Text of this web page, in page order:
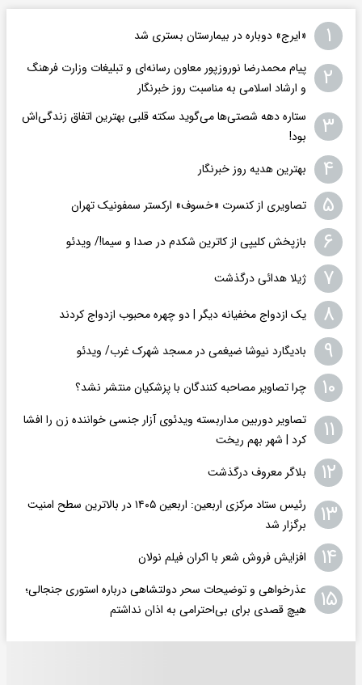
۱ «ایرج» دوباره در بیمارستان بستری شد
۲
پیام محمدرضا نوروزپور معاون رسانه‌ای و تبلیغات وزارت فرهنگ
و ارشاد اسلامی به مناسبت روز خبرنگار
۳
ستاره دهه شصتی‌ها می‌گوید سکته قلبی بهترین اتفاق زندگی‌اش
بود!
۴ بهترین هدیه روز خبرنگار
۵ تصاویری از کنسرت «خسوف» ارکستر سمفونیک تهران
۶ بازپخش کلیپی از کاترین شکدم در صدا و سیما!/ ویدئو
۷ ژیلا هدائی درگذشت
۸ یک ازدواج مخفیانه دیگر | دو چهره محبوب ازدواج کردند
۹ بادیگارد نیوشا ضیغمی در مسجد شهرک غرب/ ویدئو
۱۰ چرا تصاویر مصاحبه کنندگان با پزشکیان منتشر نشد؟
۱۱
تصاویر دوربین مداربسته ویدئوی آزار جنسی خواننده زن را افشا
کرد | شهر بهم ریخت
۱۲ بلاگر معروف درگذشت
۱۳
رئیس ستاد مرکزی اربعین: اربعین ۱۴۰۵ در بالاترین سطح امنیت
برگزار شد
۱۴ افزایش فروش شعر با اکران فیلم نولان
۱۵
عذرخواهی و توضیحات سحر دولتشاهی درباره استوری جنجالی؛
هیچ قصدی برای بی‌احترامی به اذان نداشتم